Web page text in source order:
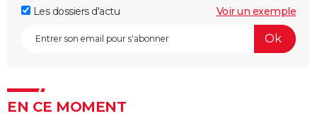
Les dossiers d'actu
Voir un exemple
EN CE MOMENT